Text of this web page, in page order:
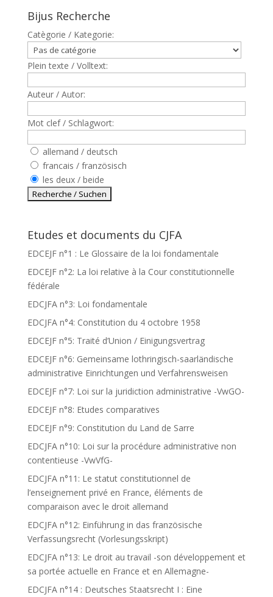
Bijus Recherche
Catègorie / Kategorie:
Plein texte / Volltext:
Auteur / Autor:
Mot clef / Schlagwort:
allemand / deutsch
francais / französisch
les deux / beide
Etudes et documents du CJFA
EDCEJF n°1 : Le Glossaire de la loi fondamentale
EDCEJF n°2: La loi relative à la Cour constitutionnelle
fédérale
EDCJFA n°3: Loi fondamentale
EDCJFA n°4: Constitution du 4 octobre 1958
EDCEJF n°5: Traité d’Union / Einigungsvertrag
EDCEJF n°6: Gemeinsame lothringisch-saarländische
administrative Einrichtungen und Verfahrensweisen
EDCEJF n°7: Loi sur la juridiction administrative -VwGO-
EDCEJF n°8: Etudes comparatives
EDCEJF n°9: Constitution du Land de Sarre
EDCJFA n°10: Loi sur la procédure administrative non
contentieuse -VwVfG-
EDCJFA n°11: Le statut constitutionnel de
l’enseignement privé en France, éléments de
comparaison avec le droit allemand
EDCJFA n°12: Einführung in das französische
Verfassungsrecht (Vorlesungsskript)
EDCJFA n°13: Le droit au travail -son développement et
sa portée actuelle en France et en Allemagne-
EDCJFA n°14 : Deutsches Staatsrecht I : Eine